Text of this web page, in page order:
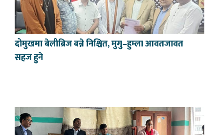
दोमुखमा बेलीब्रिज बन्ने निश्चित, मुगु–हुम्ला आवतजावत
सहज हुने